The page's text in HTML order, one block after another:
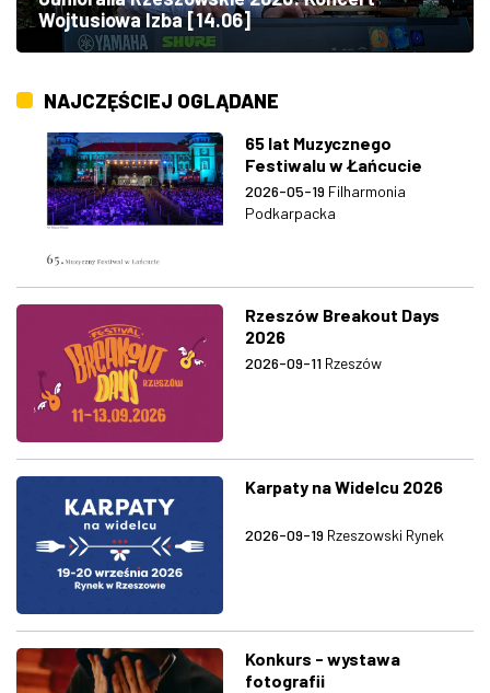
Wojtusiowa Izba [14.06]
NAJCZĘŚCIEJ OGLĄDANE
65 lat Muzycznego
Festiwalu w Łańcucie
2026-05-19 Filharmonia
Podkarpacka
Rzeszów Breakout Days
2026
2026-09-11 Rzeszów
Karpaty na Widelcu 2026
2026-09-19 Rzeszowski Rynek
Konkurs - wystawa
fotografii